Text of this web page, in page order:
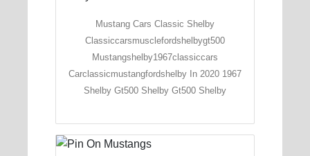
Mustang Cars Classic Shelby
Classiccarsmusclefordshelbygt500
Mustangshelby1967classiccars
Carclassicmustangfordshelby In 2020 1967
Shelby Gt500 Shelby Gt500 Shelby